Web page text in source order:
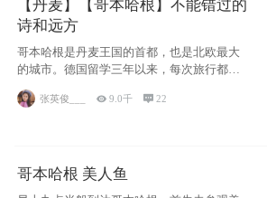
【丹麦】【哥本哈根】不能错过的
诗和远方
哥本哈根是丹麦王国的首都，也是北欧最大
的城市。德国留学三年以来，每次旅行都是
张英俊___ 9.0千 22
哥本哈根 美人鱼